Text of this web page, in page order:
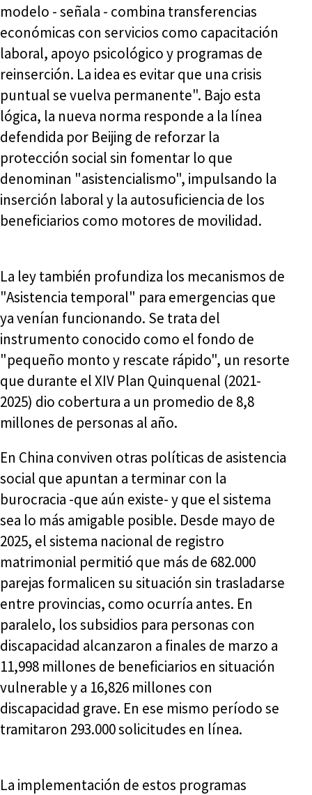
modelo - señala - combina transferencias
económicas con servicios como capacitación
laboral, apoyo psicológico y programas de
reinserción. La idea es evitar que una crisis
puntual se vuelva permanente". Bajo esta
lógica, la nueva norma responde a la línea
defendida por Beijing de reforzar la
protección social sin fomentar lo que
denominan "asistencialismo", impulsando la
inserción laboral y la autosuficiencia de los
beneficiarios como motores de movilidad.
La ley también profundiza los mecanismos de
"Asistencia temporal" para emergencias que
ya venían funcionando. Se trata del
instrumento conocido como el fondo de
"pequeño monto y rescate rápido", un resorte
que durante el XIV Plan Quinquenal (2021-
2025) dio cobertura a un promedio de 8,8
millones de personas al año.
En China conviven otras políticas de asistencia
social que apuntan a terminar con la
burocracia -que aún existe- y que el sistema
sea lo más amigable posible. Desde mayo de
2025, el sistema nacional de registro
matrimonial permitió que más de 682.000
parejas formalicen su situación sin trasladarse
entre provincias, como ocurría antes. En
paralelo, los subsidios para personas con
discapacidad alcanzaron a finales de marzo a
11,998 millones de beneficiarios en situación
vulnerable y a 16,826 millones con
discapacidad grave. En ese mismo período se
tramitaron 293.000 solicitudes en línea.
La implementación de estos programas